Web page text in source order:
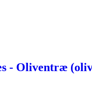
- Oliventræ